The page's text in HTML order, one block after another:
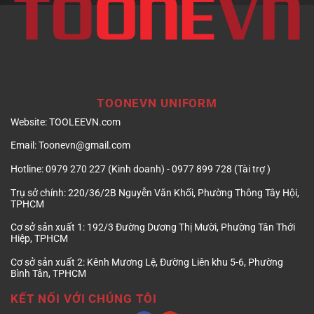
TOONEVN UNIFORM
Website:TOOLEEVN.com
Email:Toonevn@gmail.com
Hotline:0979 270 227 (Kinh doanh) - 0977 899 728 (Tài trợ )
Trụ sở chính:220/36/2B Nguyễn Văn Khối, Phường Thông Tây Hội,
TPHCM
Cơ sở sản xuất 1: 192/3 Đường Dương Thị Mười, Phường Tân Thới
Hiệp, TPHCM
Cơ sở sản xuất 2: Kênh Mương Lệ, Đường Liên khu 5-6, Phường
Bình Tân, TPHCM
KẾT NỐI VỚI CHÚNG TÔI